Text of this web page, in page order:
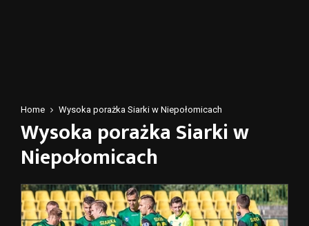
Home Wysoka porażka Siarki w Niepołomicach
Wysoka porażka Siarki w
Niepołomicach